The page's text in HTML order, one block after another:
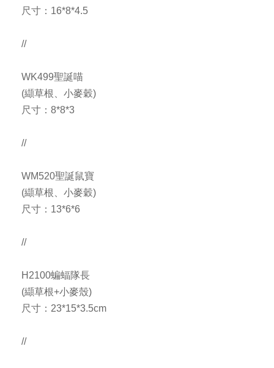
尺寸：16*8*4.5
//
WK499聖誕喵
(纈草根、小麥穀)
尺寸：8*8*3
//
WM520聖誕鼠寶
(纈草根、小麥穀)
尺寸：13*6*6
//
H2100蝙蝠隊長
(纈草根+小麥殼)
尺寸：23*15*3.5cm
//